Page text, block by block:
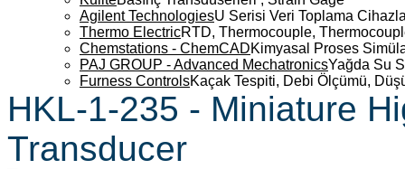
Agilent TechnologiesU Serisi Veri Toplama
Thermo ElectricRTD, Thermocouple,
Chemstations - ChemCADKimyasal Proses
PAJ GROUP - Advanced MechatronicsYağda Su
Furness ControlsKaçak Tespiti, Debi Ölçümü,
HKL-1-235 - Miniature
Transducer